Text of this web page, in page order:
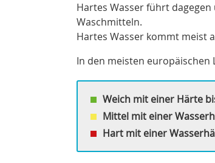
Hartes Wasser führt
Waschmitteln.
Hartes Wasser kommt meist
In den meisten
Weich mit einer Härte
Mittel mit einer
Hart mit einer